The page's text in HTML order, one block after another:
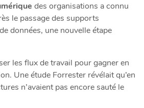
des organisations a connu
le passage des supports
données, une nouvelle étape
les flux de travail pour gagner en
Une étude Forrester révélait qu’en
n’avaient pas encore sauté le